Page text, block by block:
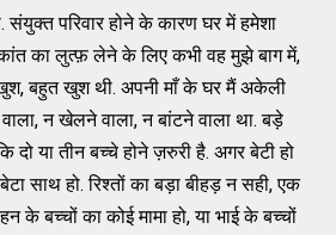
परिवार होने के कारण घर में हमेशा
का लुत्फ़ लेने के लिए कभी वह मुझे बाग में,
बहुत खुश थी. अपनी माँ के घर मैं अकेली
न खेलने वाला, न बांटने वाला था. बड़े
दो या तीन बच्चे होने ज़रुरी है. अगर बेटी हो
साथ हो. रिश्तों का बड़ा बीहड़ न सही, एक
के बच्चों का कोई मामा हो, या भाई के बच्चों